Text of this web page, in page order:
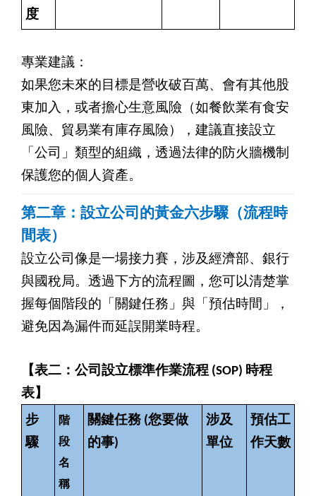
度
專業建議：
如果您未來的目標是營收破百萬、會有其他股
東加入，或者擔心生意風險（如餐飲業有食安
風險、貿易業有庫存風險），建議直接設立
「公司」類型的組織，透過法律的防火牆機制
保護您的個人資產。
第二章：設立公司的黃金六步驟（流程時
間表）
設立公司像是一場接力賽，涉及經濟部、銀行
與國稅局。透過下方的流程圖，您可以清楚掌
握每個階段的「關鍵任務」與「預估時間」，
避免因為漏件而延誤開業時程。
【表二：公司設立標準作業流程 (SOP) 時程
表】
步
驟
階
段
名
稱
關鍵任務 (您要做
的事)
涉及
單位
預估工
作天數